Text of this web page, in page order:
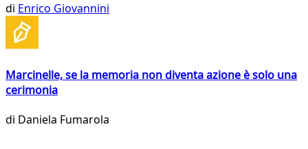
di Enrico Giovannini
Marcinelle, se la memoria non diventa azione è solo una
cerimonia
di Daniela Fumarola